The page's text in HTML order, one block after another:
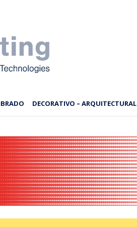
DECORATIVO – ARQUITECTURAL